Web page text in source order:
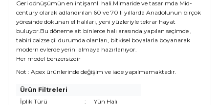
Geri dönüşümün en ihtişamlı hali.Mimaride ve tasarımda Mid-
century olarak adlandırılan 60 ve 70 li yıllarda Anadolunun birçok
yöresinde dokunan el halıları, yeni yüzleriyle tekrar hayat
buluyor.Bu döneme ait binlerce halı arasında yapılan seçimde ,
tabiri caizse çil durumda olanları, bitkisel boyalarla boyanarak
modern evlerde yerini almaya hazırlanıyor.
Her model benzersizdir
Not : Apex ürünlerinde değişim ve iade yapılmamaktadır.
Ürün Filtreleri
İplik Türü
:
Yün Halı